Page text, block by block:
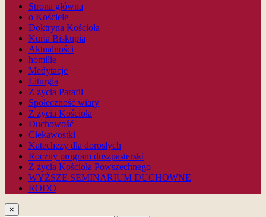
Strona główna
o Kościele
Doktryna Kościoła
Kuria Biskupia
Aktualności
homilie
Medytacje
Liturgia
Z życia Parafii
Społeczność wiary
Z życia Kościoła
Duchowość
Ciekawostki
Katechezy dla dorosłych
Roczny program duszpasterski
Z życia Kościoła Powszechnego
WYŻSZE SEMINARIUM DUCHOWNE
RODO
×